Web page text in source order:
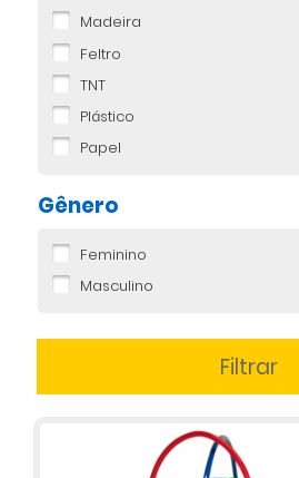
Madeira
Feltro
TNT
Plástico
Papel
Gênero
Feminino
Masculino